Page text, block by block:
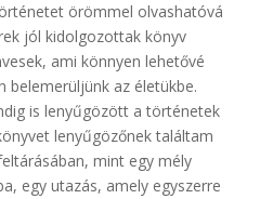
örömmel olvashatóvá
jól kidolgozottak könyv
ami könnyen lehetővé
belemerüljünk az életükbe.
is lenyűgözött a történetek
lenyűgözőnek találtam
mint egy mély
egy utazás, amely egyszerre